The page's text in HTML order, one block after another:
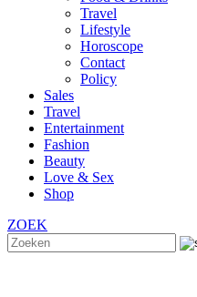
Travel
Lifestyle
Horoscope
Contact
Policy
Sales
Travel
Entertainment
Fashion
Beauty
Love & Sex
Shop
ZOEK